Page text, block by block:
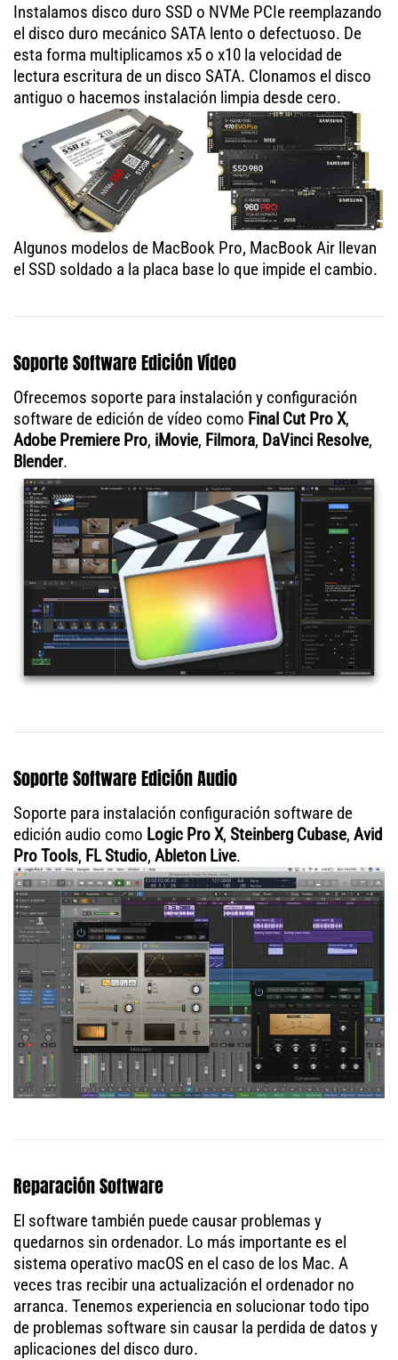
Instalamos disco duro SSD o NVMe PCIe reemplazando
el disco duro mecánico SATA lento o defectuoso. De
esta forma multiplicamos x5 o x10 la velocidad de
lectura escritura de un disco SATA. Clonamos el disco
antiguo o hacemos instalación limpia desde cero.
Algunos modelos de MacBook Pro, MacBook Air llevan
el SSD soldado a la placa base lo que impide el cambio.
Soporte Software Edición Vídeo
Ofrecemos soporte para instalación y configuración
software de edición de vídeo como Final Cut Pro X,
Adobe Premiere Pro, iMovie, Filmora, DaVinci Resolve,
Blender.
Soporte Software Edición Audio
Soporte para instalación configuración software de
edición audio como Logic Pro X, Steinberg Cubase, Avid
Pro Tools, FL Studio, Ableton Live.
Reparación Software
El software también puede causar problemas y
quedarnos sin ordenador. Lo más importante es el
sistema operativo macOS en el caso de los Mac. A
veces tras recibir una actualización el ordenador no
arranca. Tenemos experiencia en solucionar todo tipo
de problemas software sin causar la perdida de datos y
aplicaciones del disco duro.